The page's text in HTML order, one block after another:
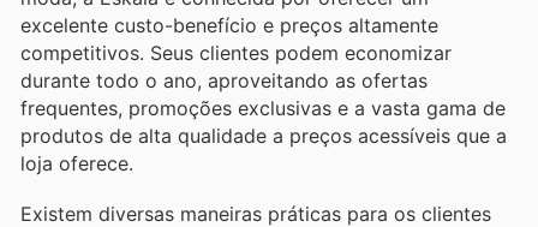
excelente custo-benefício e preços altamente
competitivos. Seus clientes podem economizar
durante todo o ano, aproveitando as ofertas
frequentes, promoções exclusivas e a vasta gama de
produtos de alta qualidade a preços acessíveis que a
loja oferece.
Existem diversas maneiras práticas para os clientes